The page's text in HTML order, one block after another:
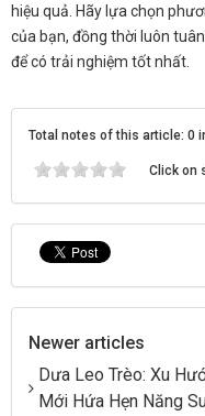
hiệu quả. Hãy lựa chọn
của bạn, đồng thời luôn
để có trải nghiệm tốt nhất.
Total notes of this article: 0
Click on
Newer articles
Dưa Leo Trèo: Xu
Mới Hứa Hẹn Năng